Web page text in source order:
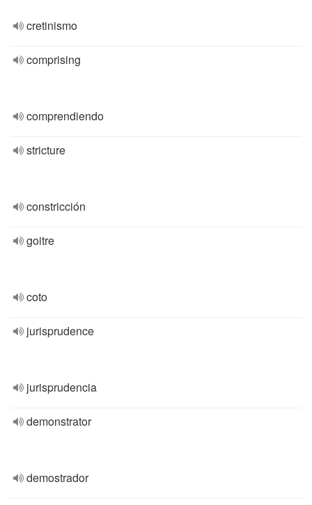
cretinismo
comprising
comprendiendo
stricture
constricción
goitre
coto
jurisprudence
jurisprudencia
demonstrator
demostrador